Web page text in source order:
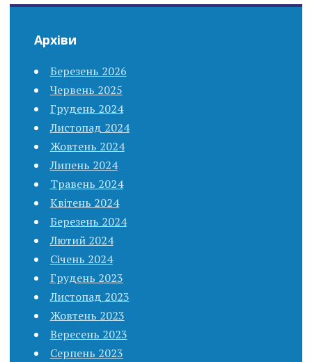
Архіви
Березень 2026
Червень 2025
Грудень 2024
Листопад 2024
Жовтень 2024
Липень 2024
Травень 2024
Квітень 2024
Березень 2024
Лютий 2024
Січень 2024
Грудень 2023
Листопад 2023
Жовтень 2023
Вересень 2023
Серпень 2023